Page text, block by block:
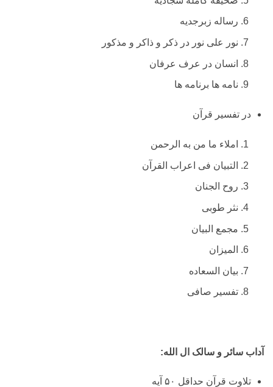
رساله زبرجدیه
نور علی نور در ذکر و ذاکر و مذکور
انسان در عرف عرفان
نامه ها برنامه ها
در تفسیر قرآن
املاء ما من به الرحمن
التبیان فی اعراب القرآن
روح الجنان
نثر طوبی
مجمع البیان
المیزان
بیان السعاده
تفسیر صافی
آداب سائر و سالک ال الله:
تلاوت قرآن حداقل ۵۰ آیه